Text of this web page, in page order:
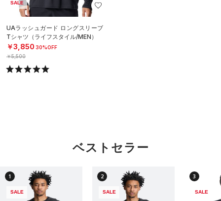
SALE
UAラッシュガード ロングスリーブ
Tシャツ（ライフスタイル/MEN）
￥3,850 30%OFF
￥5,500
ベストセラー
1
SALE
2
SALE
3
SALE